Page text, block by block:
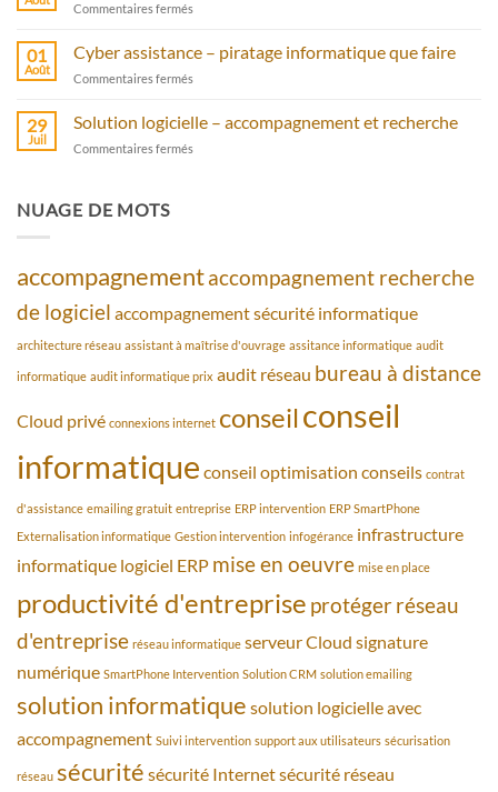
protection
antivirus
Commentaires fermés
serveur
cloud
privé
bureau
01
Août
Cyber assistance – piratage informatique que faire
Commentaires fermés
assistance
piratage
29
Juil
Solution logicielle – accompagnement et recherche
Commentaires fermés
NUAGE DE MOTS
accompagnementaccompagnement recherche
de logiciel accompagnement sécurité informatique
architecture réseau assistant à maîtrise d'ouvrage assitance informatique audit
informatique audit informatique prix audit réseau bureau à distance
Cloud privé connexions internet conseilconseil
informatique conseil optimisation conseils contrat
d'assistance emailing gratuit entreprise ERP intervention ERP SmartPhone
Externalisation informatique Gestion intervention infogérance infrastructure
informatique logiciel ERP mise en oeuvre mise en place
productivité d'entreprise protégerréseau
d'entreprise réseau informatique serveur Cloud signature
numérique SmartPhone Intervention Solution CRM solution emailing
solution informatique solution logicielle avec
accompagnement Suivi intervention support aux utilisateurs sécurisation
réseau sécurité sécurité Internetsécurité réseau